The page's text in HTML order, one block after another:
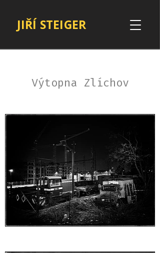
JIŘÍ STEIGER
Výtopna Zlíchov